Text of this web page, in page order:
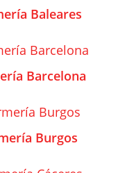
Baleares
Barcelona
Burgos